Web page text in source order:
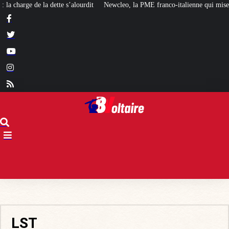
Newcleo, la PME franco-italienne qui mise sur l’avenir du « mini
LST